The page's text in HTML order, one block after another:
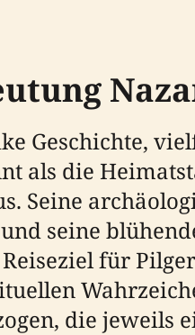
Geschichte,
als die
Seine
seine
für
die jeweils